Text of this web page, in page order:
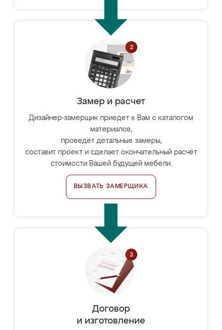
Замер и расчет
Дизайнер-замерщик приедет к Вам с каталогом
материалов,
проведёт детальные замеры,
составит проект и сделает окончательный расчёт
стоимости Вашей будущей мебели.
ВЫЗВАТЬ ЗАМЕРЩИКА
Договор
и изготовление